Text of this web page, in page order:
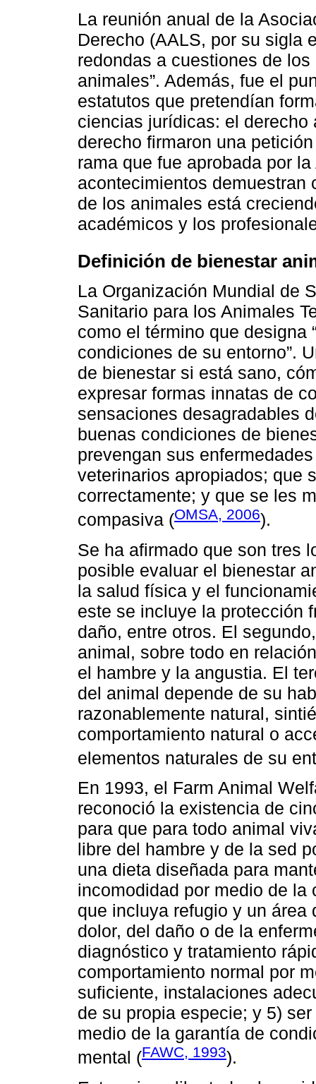
La reunión anual de la
Derecho (AALS, por su sigla
redondas a cuestiones de
animales”. Además, fue el
estatutos que pretendían
ciencias jurídicas: el
derecho firmaron una
rama que fue aprobada por
acontecimientos demuestran
de los animales está
académicos y los
Definición de bienestar
La Organización Mundial de
Sanitario para los Animales
como el término que designa
condiciones de su entorno”.
de bienestar si está sano,
expresar formas innatas de
sensaciones desagradables
buenas condiciones de
prevengan sus
veterinarios apropiados; que
correctamente; y que se les
compasiva (OMSA, 2006).
Se ha afirmado que son tres
posible evaluar el bienestar
la salud física y el
este se incluye la protección
daño, entre otros. El
animal, sobre todo en
el hambre y la angustia. El
del animal depende de su
razonablemente natural,
comportamiento natural o
elementos naturales de su
En 1993, el Farm Animal
reconoció la existencia de
para que para todo animal
libre del hambre y de la sed
una dieta diseñada para
incomodidad por medio de la
que incluya refugio y un
dolor, del daño o de la
diagnóstico y tratamiento
comportamiento normal por
suficiente, instalaciones
de su propia especie; y 5)
medio de la garantía de
mental (FAWC, 1993).